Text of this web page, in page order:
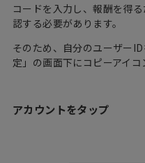
コードを入力し、報酬を得
認する必要があります。
そのため、自分のユーザー
定」の画面下にコピーアイコ
アカウントをタップ